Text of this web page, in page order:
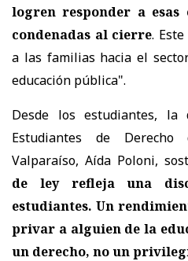
logren responder a esas
condenadas al cierre.
a las familias hacia el
educación pública".
Desde los estudiantes,
Estudiantes de
Valparaíso, Aída Poloni,
de ley refleja una
estudiantes. Un
privar a alguien de la
un derecho, no un